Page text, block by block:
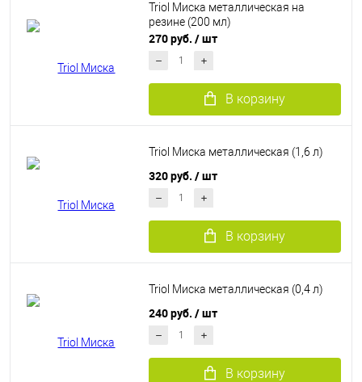
Triol Миска металлическая на
резине (200 мл)
270 руб. / шт
В корзину
Triol Миска металлическая (1,6 л)
320 руб. / шт
В корзину
Triol Миска металлическая (0,4 л)
240 руб. / шт
В корзину